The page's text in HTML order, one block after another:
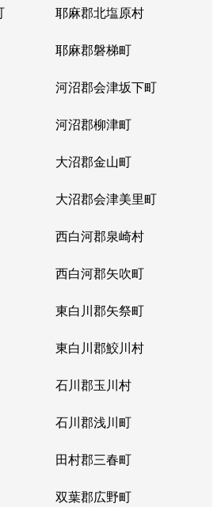
耶麻郡北塩原村
耶麻郡磐梯町
河沼郡会津坂下町
河沼郡柳津町
大沼郡金山町
大沼郡会津美里町
西白河郡泉崎村
西白河郡矢吹町
東白川郡矢祭町
東白川郡鮫川村
石川郡玉川村
石川郡浅川町
田村郡三春町
双葉郡広野町